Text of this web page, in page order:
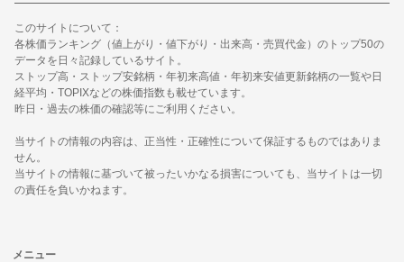
このサイトについて：
各株価ランキング（値上がり・値下がり・出来高・売買代金）のトップ50の
データを日々記録しているサイト。
ストップ高・ストップ安銘柄・年初来高値・年初来安値更新銘柄の一覧や日
経平均・TOPIXなどの株価指数も載せています。
昨日・過去の株価の確認等にご利用ください。
当サイトの情報の内容は、正当性・正確性について保証するものではありま
せん。
当サイトの情報に基づいて被ったいかなる損害についても、当サイトは一切
の責任を負いかねます。
メニュー